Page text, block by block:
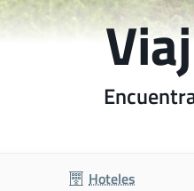
Hoteles